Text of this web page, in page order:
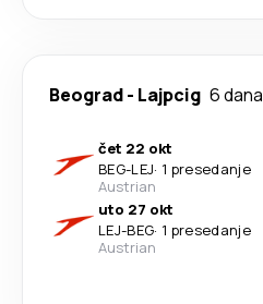
Beograd- Lajpcig 6 dana
čet 22 okt
BEG-LEJ· 1 presedanje
Austrian
uto 27 okt
LEJ-BEG· 1 presedanje
Austrian